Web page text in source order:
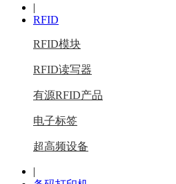
|
RFID
RFID模块
RFID读写器
有源RFID产品
电子标签
超高频设备
|